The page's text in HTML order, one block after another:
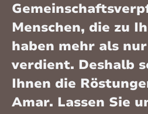
Menschen, die zu
haben mehr als
verdient. Deshalb
Ihnen die
Amar. Lassen Sie